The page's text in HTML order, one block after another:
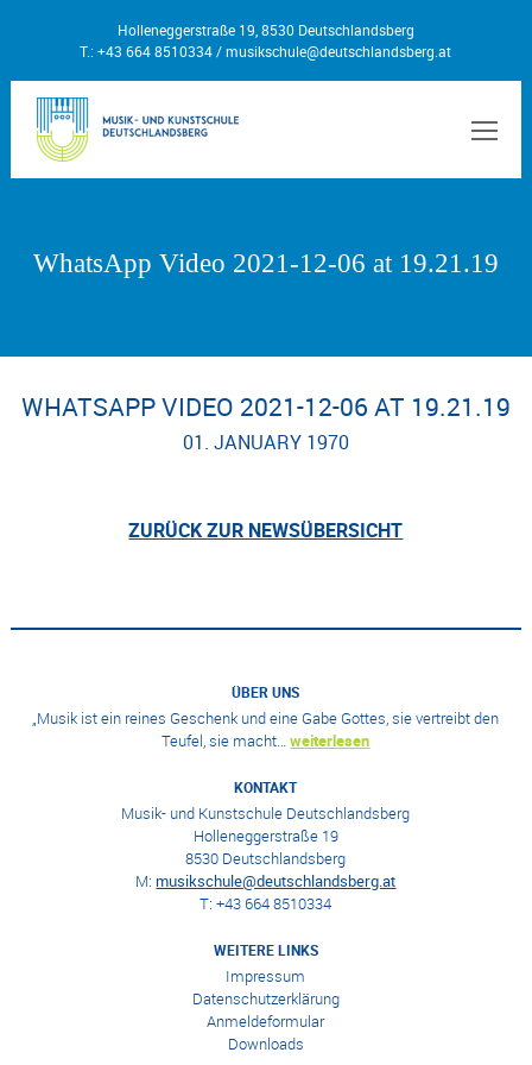
Holleneggerstraße 19, 8530 Deutschlandsberg
T.: +43 664 8510334 /musikschule@deutschlandsberg.at
WhatsApp Video 2021-12-06 at 19.21.19
WHATSAPP VIDEO 2021-12-06 AT 19.21.19
01. JANUARY 1970
ZURÜCK ZUR NEWSÜBERSICHT
ÜBER UNS
„Musik ist ein reines Geschenk und eine Gabe Gottes, sie vertreibt den
Teufel, sie macht…weiterlesen
KONTAKT
Musik- und Kunstschule Deutschlandsberg
Holleneggerstraße 19
8530 Deutschlandsberg
M: musikschule@deutschlandsberg.at
T: +43 664 8510334
WEITERE LINKS
Impressum
Datenschutzerklärung
Anmeldeformular
Downloads